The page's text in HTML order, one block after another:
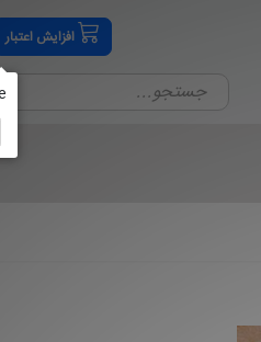
افزایش اعتبار